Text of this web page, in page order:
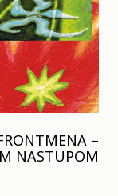
–
NASTUPOM